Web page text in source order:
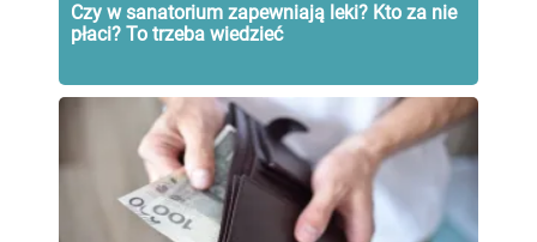
Czy w sanatorium zapewniają leki? Kto za nie
płaci? To trzeba wiedzieć